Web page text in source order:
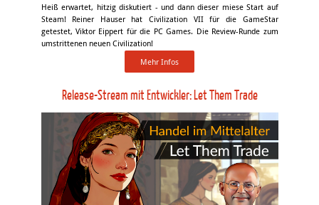
Heiß erwartet, hitzig diskutiert - und dann dieser miese Start auf
Steam! Reiner Hauser hat Civilization VII für die GameStar
getestet, Viktor Eippert für die PC Games. Die Review-Runde zum
umstrittenen neuen Civilization!
Mehr Infos
Release-Stream mit Entwickler: Let Them Trade